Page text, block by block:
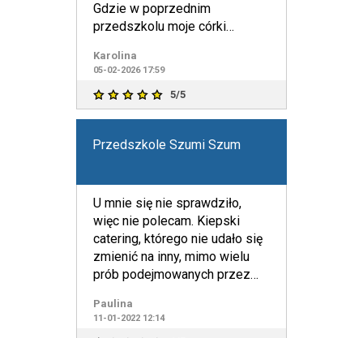
Gdzie w poprzednim
przedszkolu moje córki
weekend
Karolina
05-02-2026 17:59
5/5
Przedszkole Szumi Szum
U mnie się nie sprawdziło,
więc nie polecam. Kiepski
catering, którego nie udało się
zmienić na inny, mimo wielu
prób podejmowanych przez
Paulina
11-01-2022 12:14